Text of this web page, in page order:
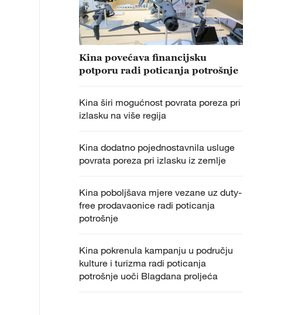
Kina povećava financijsku
potporu radi poticanja potrošnje
Kina širi mogućnost povrata poreza pri
izlasku na više regija
Kina dodatno pojednostavnila usluge
povrata poreza pri izlasku iz zemlje
Kina poboljšava mjere vezane uz duty-
free prodavaonice radi poticanja
potrošnje
Kina pokrenula kampanju u području
kulture i turizma radi poticanja
potrošnje uoči Blagdana proljeća